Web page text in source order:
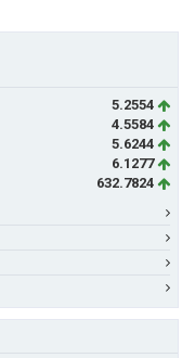
5.2554
4.5584
5.6244
6.1277
632.7824